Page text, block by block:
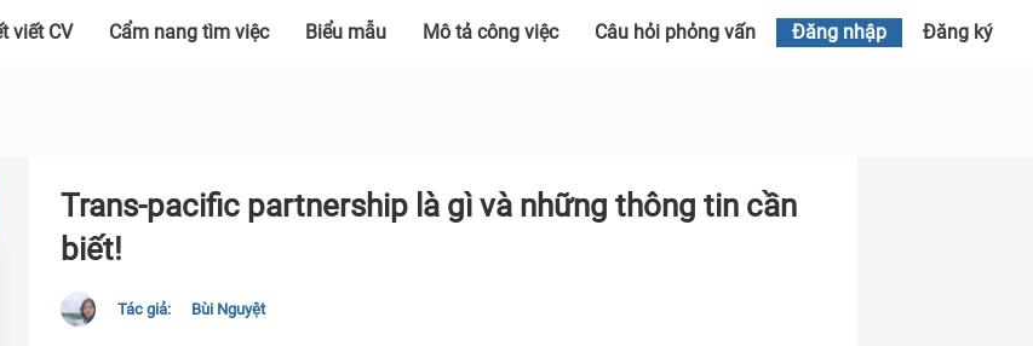
viết CV Cẩm nang tìm việc Biểu mẫu Mô tả công việc Câu hỏi phỏng vấn Đăng nhập Đăng ký
Trans-pacific partnership là gì và những thông tin cần
biết!
Tác giả: Bùi Nguyệt